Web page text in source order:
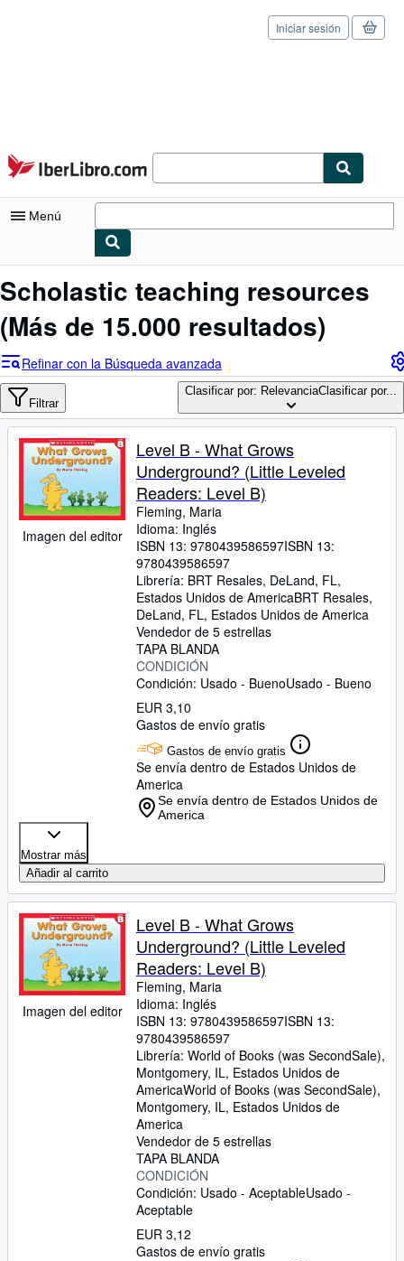
Pasar al contenido principal
IberLibro.com
Iniciar sesión
Menú
Mi cuenta
Búsqueda avanzada
Colecciones
Libros antiguos
Arte y coleccionismo
Vendedores
Comenzar a vender
CERRAR
Scholastic teaching resources
(Más de 15.000 resultados)
Refinar con la Búsqueda avanzada
Filtrar
Clasificar por: RelevanciaClasificar por...
Imagen del editor
Level B - What Grows
Underground? (Little Leveled
Readers: Level B)
Fleming, Maria
Idioma: Inglés
ISBN 13: 9780439586597ISBN 13:
9780439586597
Librería: BRT Resales, DeLand, FL,
Estados Unidos de AmericaBRT Resales,
DeLand, FL, Estados Unidos de America
Vendedor de 5 estrellas
TAPA BLANDA
CONDICIÓN
Condición: Usado - BuenoUsado - Bueno
EUR 3,10
Gastos de envío gratis
Gastos de envío gratis
Se envía dentro de Estados Unidos de
America
Se envía dentro de Estados Unidos de
America
Mostrar más
Añadir al carrito
Imagen del editor
Level B - What Grows
Underground? (Little Leveled
Readers: Level B)
Fleming, Maria
Idioma: Inglés
ISBN 13: 9780439586597ISBN 13:
9780439586597
Librería: World of Books (was SecondSale),
Montgomery, IL, Estados Unidos de
AmericaWorld of Books (was SecondSale),
Montgomery, IL, Estados Unidos de
America
Vendedor de 5 estrellas
TAPA BLANDA
CONDICIÓN
Condición: Usado - AceptableUsado -
Aceptable
EUR 3,12
Gastos de envío gratis